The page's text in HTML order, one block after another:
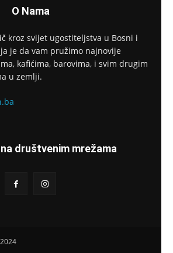
O Nama
kroz svijet ugostiteljstva u Bosni i
je da vam pružimo najnovije
kafićima, barovima, i svim drugim
u zemlji.
društvenim mrežama